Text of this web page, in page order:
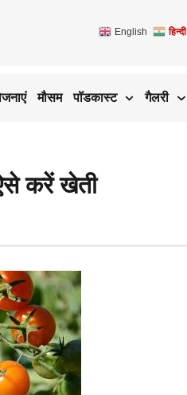
English हिन्दी
मौसम पॉडकास्ट गैलरी
करें खेती